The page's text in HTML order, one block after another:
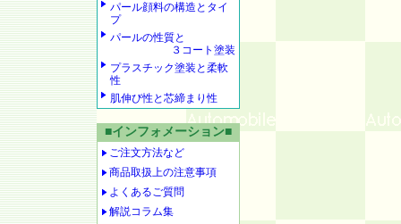
パール顔料の構造とタイ
プ
パールの性質と
３コート塗装
プラスチック塗装と柔軟
性
肌伸び性と芯締まり性
■インフォメーション■
ご注文方法など
商品取扱上の注意事項
よくあるご質問
解説コラム集